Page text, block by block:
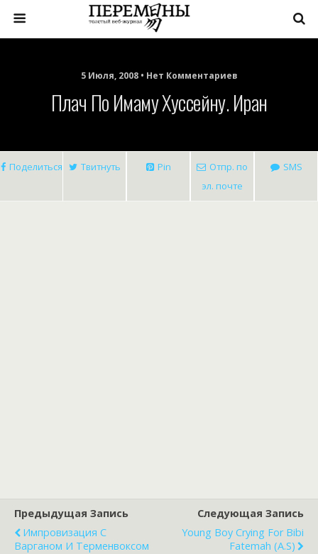
5 Июля, 2008 • Нет Комментариев
Плач По Имаму Хуссейну. Иран
Поделиться Твитнуть Pin
Отпр. по
эл. почте
SMS
Предыдущая Запись
Импровизация С
Варганом И Терменвоксом
Следующая Запись
Young Boy Crying For Bibi
Fatemah (a.s)